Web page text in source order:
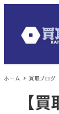
ン
テ
ホーム 買取ブログ
【